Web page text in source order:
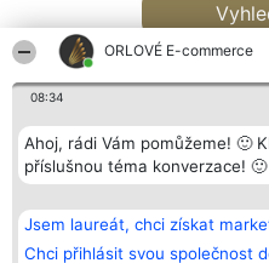
ORLOVÉ E-commerce
08:34
Ahoj, rádi Vám pomůžeme! 🙂
příslušnou téma konverzace! 🙂
Jsem laureát, chci získat
Chci přihlásit svou společnost
Bright Side Solutions sp. z o.
o. sp. k.
ul. Ruska 22